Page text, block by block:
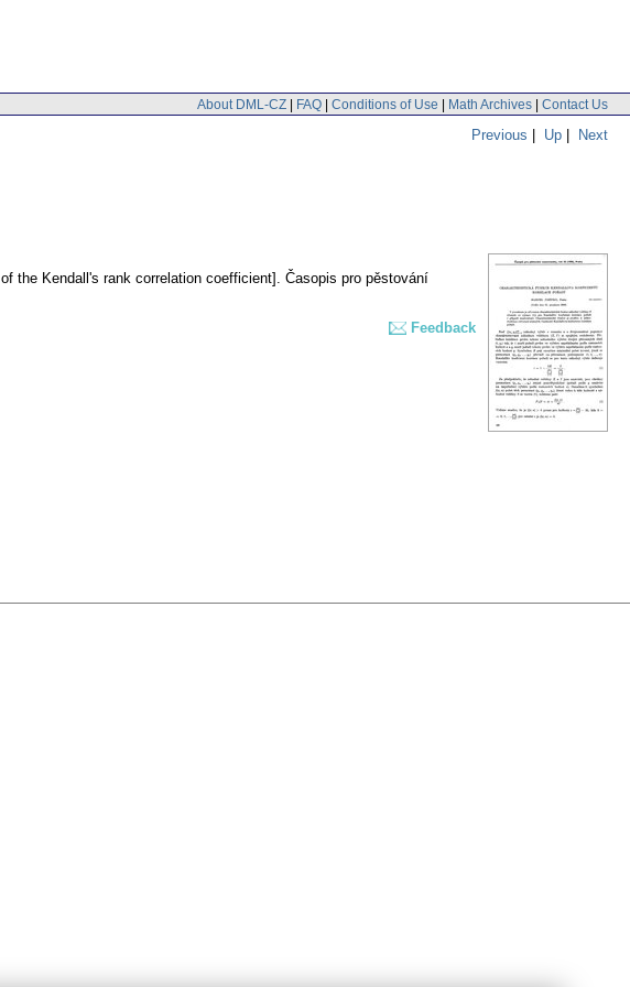
About DML-CZ | FAQ | Conditions of Use | Math Archives | Contact Us
Previous | Up | Next
the Kendall's rank correlation coefficient]. Časopis pro pěstování
Feedback